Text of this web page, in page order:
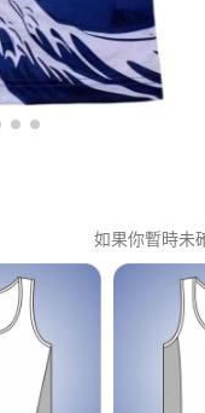
如果你暫時未